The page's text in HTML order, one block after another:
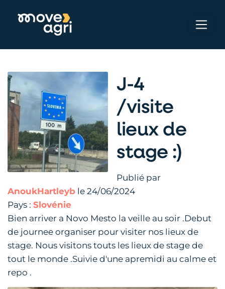
J-4
/visite
lieux de
stage :)
Publié par
AnoukHartleyb le 24/06/2024
Pays : Slovénie
Bien arriver a Novo Mesto la veille au soir .Debut
de journee organiser pour visiter nos lieux de
stage. Nous visitons touts les lieux de stage de
tout le monde .Suivie d'une apremidi au calme et
repo .